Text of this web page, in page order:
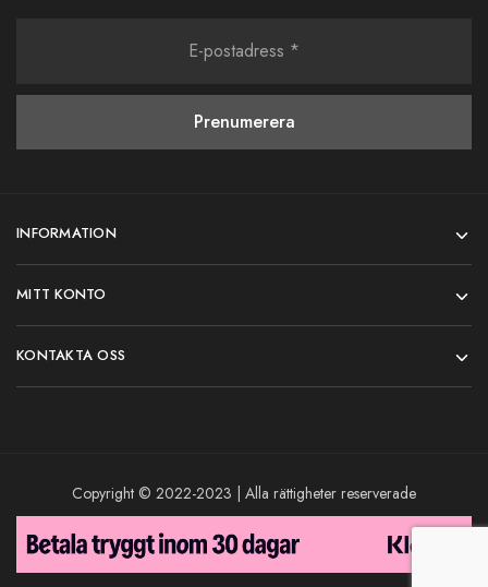
INFORMATION
MITT KONTO
KONTAKTA OSS
Copyright © 2022-2023 | Alla rättigheter reserverade